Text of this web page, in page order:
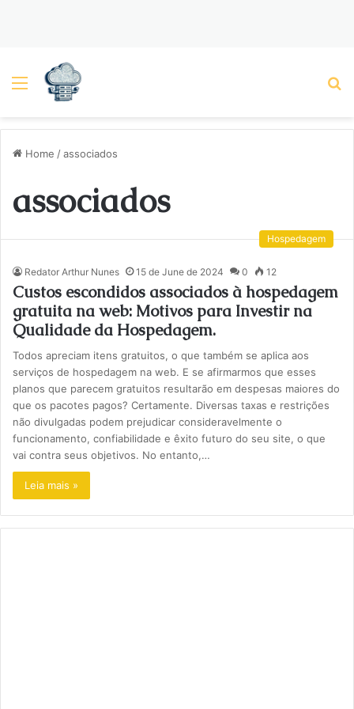
Menu
Home /associados
associados
Hospedagem
Redator Arthur Nunes 15 de June de 2024 0 12
Custos escondidos associados à hospedagem
gratuita na web: Motivos para Investir na
Qualidade da Hospedagem.
Todos apreciam itens gratuitos, o que também se aplica aos
serviços de hospedagem na web. E se afirmarmos que esses
planos que parecem gratuitos resultarão em despesas maiores do
que os pacotes pagos? Certamente. Diversas taxas e restrições
não divulgadas podem prejudicar consideravelmente o
funcionamento, confiabilidade e êxito futuro do seu site, o que
vai contra seus objetivos. No entanto,…
Leia mais »